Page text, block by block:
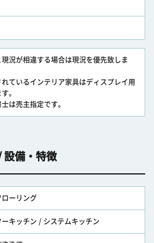
況が相違する場合は現況を優先致しま
ているインテリア家具はディスプレイ用
。
は売主指定です。
設備・特徴
ローリング
ーキッチン / システムキッチン